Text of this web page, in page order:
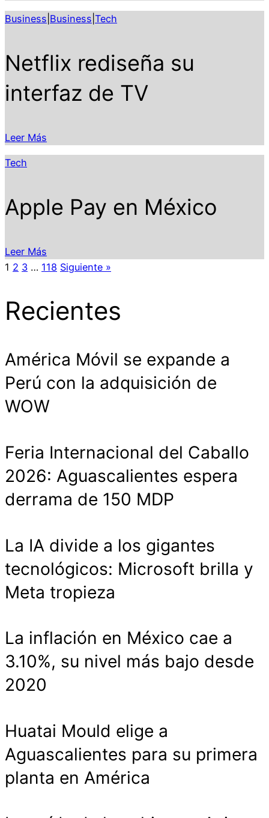
Business Business Tech
Netflix rediseña su
interfaz de TV
Leer Más
Tech
Apple Pay en México
Leer Más
1 2 3 … 118 Siguiente »
Recientes
América Móvil se expande a
Perú con la adquisición de
WOW
Feria Internacional del Caballo
2026: Aguascalientes espera
derrama de 150 MDP
La IA divide a los gigantes
tecnológicos: Microsoft brilla y
Meta tropieza
La inflación en México cae a
3.10%, su nivel más bajo desde
2020
Huatai Mould elige a
Aguascalientes para su primera
planta en América